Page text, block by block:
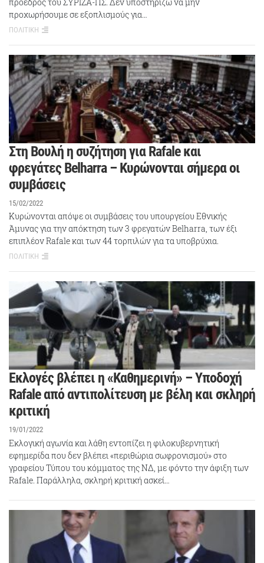
προχωρήσουμε σε εξοπλισμούς για…
ΠΟΛΙΤΙΚΗ
Στη Βουλή η συζήτηση για Rafale και
φρεγάτες Belharra – Κυρώνονται σήμερα οι
συμβάσεις
15/02/2022
Kυρώνονται απόψε οι συμβάσεις του υπουργείου Εθνικής
Άμυνας για την απόκτηση των 3 φρεγατών Belharra, των έξι
επιπλέον Rafale και των 44 τορπιλών για τα υποβρύχια.
ΠΟΛΙΤΙΚΗ
Εκλογές βλέπει η «Καθημερινή» – Υποδοχή
Rafale από αντιπολίτευση με βέλη και σκληρή
κριτική
19/01/2022
Εκλογική αγωνία και λάθη εντοπίζει η φιλοκυβερνητική
εφημερίδα που δεν βλέπει «περιθώρια σωφρονισμού» στο
γραφείου Τύπου του κόμματος της ΝΔ, με φόντο την άφιξη των
Rafale. Παράλληλα, σκληρή κριτική ασκεί…